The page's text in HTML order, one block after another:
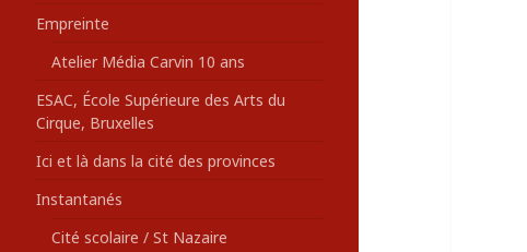
Empreinte
Atelier Média Carvin 10 ans
ESAC, École Supérieure des Arts du
Cirque, Bruxelles
Ici et là dans la cité des provinces
Instantanés
Cité scolaire / St Nazaire